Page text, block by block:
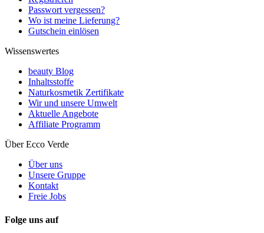
Passwort vergessen?
Wo ist meine Lieferung?
Gutschein einlösen
Wissenswertes
beauty Blog
Inhaltsstoffe
Naturkosmetik Zertifikate
Wir und unsere Umwelt
Aktuelle Angebote
Affiliate Programm
Über Ecco Verde
Über uns
Unsere Gruppe
Kontakt
Freie Jobs
Folge uns auf